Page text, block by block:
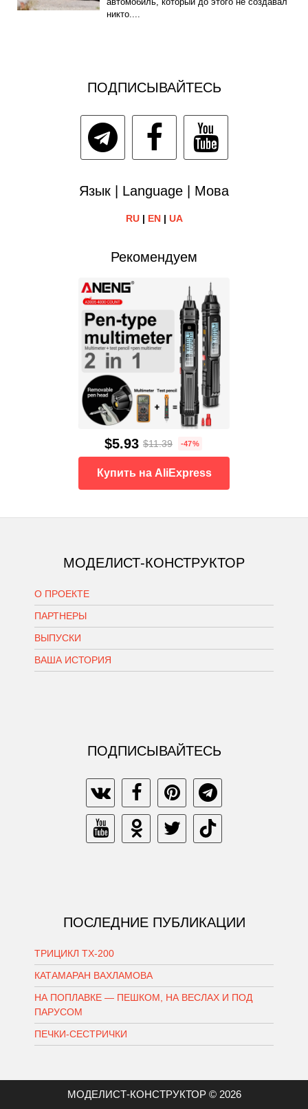
никто....
ПОДПИСЫВАЙТЕСЬ
Язык | Language | Мова
RU| EN| UA
Рекомендуем
$5.93 $11.39 -47%
Купить на AliExpress
МОДЕЛИСТ-КОНСТРУКТОР
О ПРОЕКТЕ
ПАРТНЕРЫ
ВЫПУСКИ
ВАША ИСТОРИЯ
ПОДПИСЫВАЙТЕСЬ
ПОСЛЕДНИЕ ПУБЛИКАЦИИ
ТРИЦИКЛ ТХ-200
КАТАМАРАН ВАХЛАМОВА
НА ПОПЛАВКЕ — ПЕШКОМ, НА ВЕСЛАХ И ПОД
ПАРУСОМ
ПЕЧКИ-СЕСТРИЧКИ
МОДЕЛИСТ-КОНСТРУКТОР © 2026